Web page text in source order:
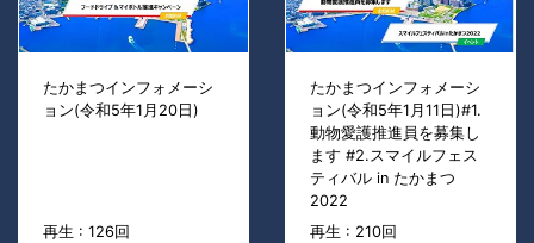
たかまつインフォメーシ
ョン(令和5年1月20日)
再生 : 126回
たかまつインフォメーシ
ョン(令和5年1月11日)#1.
動物愛護推進員を募集し
ます #2.スマイルフェス
ティバル in たかまつ
2022
再生 : 210回